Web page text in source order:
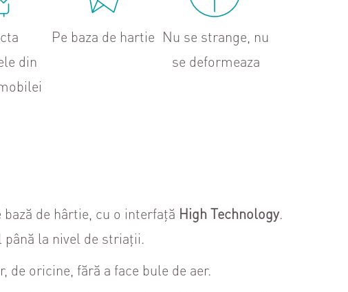
din
Pe baza de hartie Nu se strange, nu
se deformeaza
de hârtie, cu o interfață High Technology.
la nivel de striații.
oricine, fără a face bule de aer.